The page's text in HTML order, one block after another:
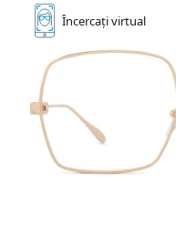
Încercațivirtual